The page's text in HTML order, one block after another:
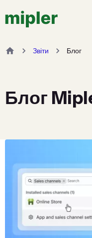
Звіти Блог
Блог